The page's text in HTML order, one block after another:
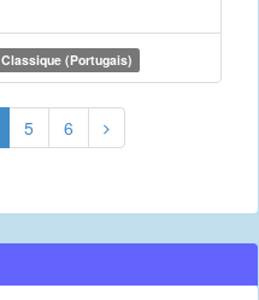
Classique (Portugais)
5 6